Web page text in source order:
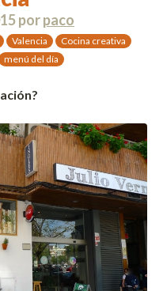
porpaco
Valencia
Cocina creativa
menú del día